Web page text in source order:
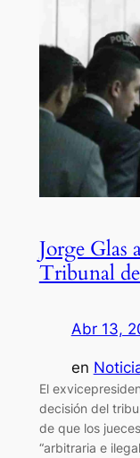
Jorge Glas
Tribunal
Abr 13,
en
El
decisión del
de que los
“arbitraria e